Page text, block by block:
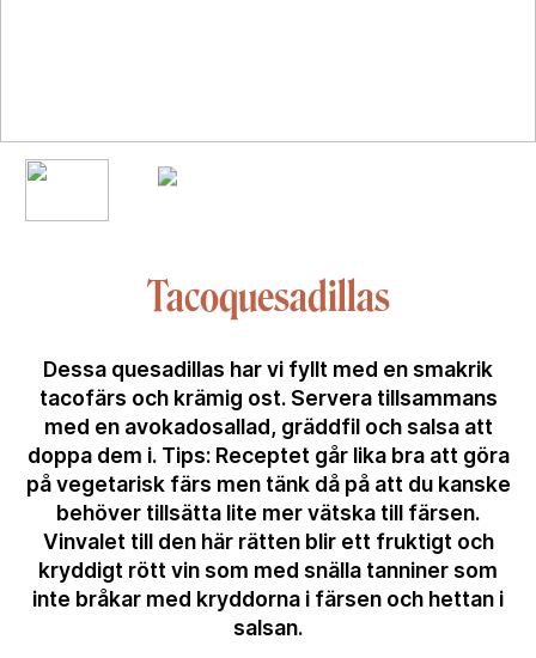
Tacoquesadillas
Dessa quesadillas har vi fyllt med en smakrik
tacofärs och krämig ost. Servera tillsammans
med en avokadosallad, gräddfil och salsa att
doppa dem i. Tips: Receptet går lika bra att göra
på vegetarisk färs men tänk då på att du kanske
behöver tillsätta lite mer vätska till färsen.
Vinvalet till den här rätten blir ett fruktigt och
kryddigt rött vin som med snälla tanniner som
inte bråkar med kryddorna i färsen och hettan i
salsan.